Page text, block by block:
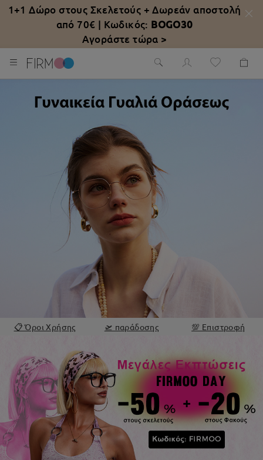
1+1 Δώρο στους Σκελετούς +Δωρεάν αποστολή
από 70€ | Κωδικός: BOGO30
Αγοράστε τώρα >
📋 Όροι Χρήσης 🛫 παράδοσης 💯 Επιστροφή